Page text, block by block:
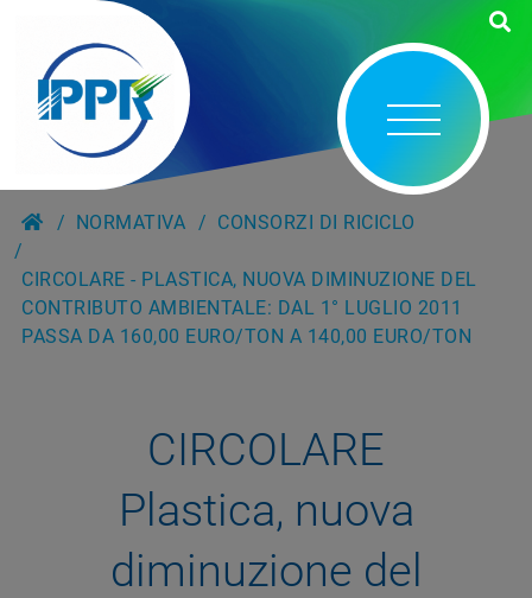
NORMATIVA CONSORZI DI RICICLO
CIRCOLARE - PLASTICA, NUOVA DIMINUZIONE DEL
CONTRIBUTO AMBIENTALE: DAL 1° LUGLIO 2011
PASSA DA 160,00 EURO/TON A 140,00 EURO/TON
CIRCOLARE
Plastica, nuova
diminuzione del